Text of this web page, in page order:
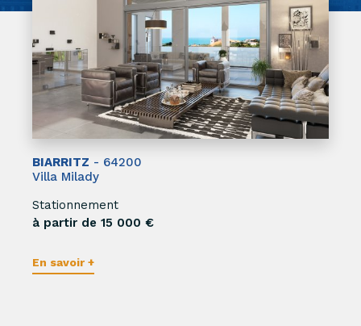
BIARRITZ - 64200
Villa Milady
Stationnement
à partir de 15 000 €
En savoir +